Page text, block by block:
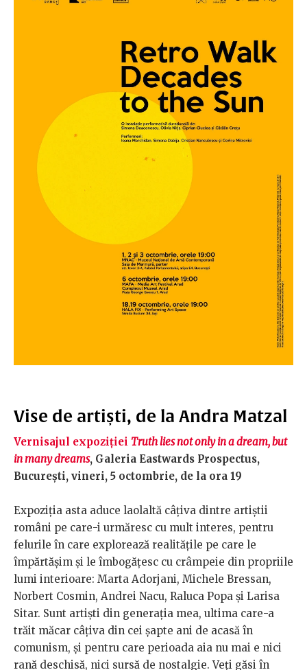
Vise de artiști, de la Andra Matzal
Vernisajul expoziției Truth lies not only in a dream, but
in many dreams, Galeria Eastwards Prospectus,
București, vineri, 5 octombrie, de la ora 19
Expoziția asta aduce laolaltă câțiva dintre artiștii
români pe care-i urmăresc cu mult interes, pentru
felurile în care explorează realitățile pe care le
împărtășim și le îmbogățesc cu crâmpeie din propriile
lumi interioare: Marta Adorjani, Michele Bressan,
Norbert Cosmin, Andrei Nacu, Raluca Popa și Larisa
Sitar. Sunt artiști din generația mea, ultima care-a
trăit măcar câțiva din cei șapte ani de acasă în
comunism, și pentru care perioada aia nu mai e nici
rană deschisă, nici sursă de nostalgie. Veți găsi în